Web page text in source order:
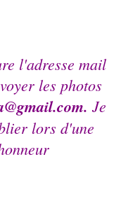
l'adresse mail
les photos
Je
lors d'une